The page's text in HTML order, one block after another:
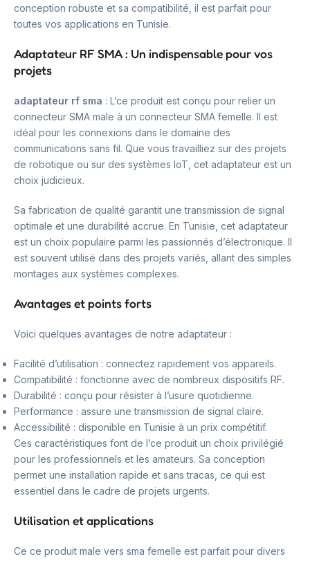
conception robuste et sa compatibilité, il est parfait pour
toutes vos applications en Tunisie.
Adaptateur RF SMA : Un indispensable pour vos
projets
adaptateur rf sma : L’ce produit est conçu pour relier un
connecteur SMA male à un connecteur SMA femelle. Il est
idéal pour les connexions dans le domaine des
communications sans fil. Que vous travailliez sur des projets
de robotique ou sur des systèmes IoT, cet adaptateur est un
choix judicieux.
Sa fabrication de qualité garantit une transmission de signal
optimale et une durabilité accrue. En Tunisie, cet adaptateur
est un choix populaire parmi les passionnés d’électronique. Il
est souvent utilisé dans des projets variés, allant des simples
montages aux systèmes complexes.
Avantages et points forts
Voici quelques avantages de notre adaptateur :
Facilité d’utilisation : connectez rapidement vos appareils.
Compatibilité : fonctionne avec de nombreux dispositifs RF.
Durabilité : conçu pour résister à l’usure quotidienne.
Performance : assure une transmission de signal claire.
Accessibilité : disponible en Tunisie à un prix compétitif.
Ces caractéristiques font de l’ce produit un choix privilégié
pour les professionnels et les amateurs. Sa conception
permet une installation rapide et sans tracas, ce qui est
essentiel dans le cadre de projets urgents.
Utilisation et applications
Ce ce produit male vers sma femelle est parfait pour divers